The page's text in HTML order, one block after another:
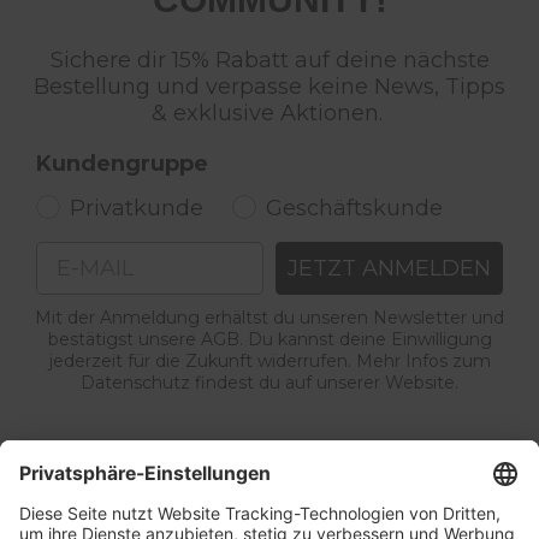
Sichere dir 15% Rabatt auf deine nächste
Bestellung und verpasse keine News, Tipps
& exklusive Aktionen.
Kundengruppe
Privatkunde
Geschäftskunde
JETZT ANMELDEN
Mit der Anmeldung erhältst du unseren Newsletter und
bestätigst unsere AGB. Du kannst deine Einwilligung
jederzeit für die Zukunft widerrufen. Mehr Infos zum
Datenschutz findest du auf unserer Website.